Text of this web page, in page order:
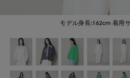
モデル身長:162cm 着用